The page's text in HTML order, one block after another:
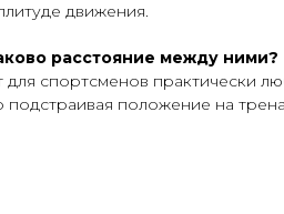
движения.
расстояние между ними?
спортсменов практически
положение на